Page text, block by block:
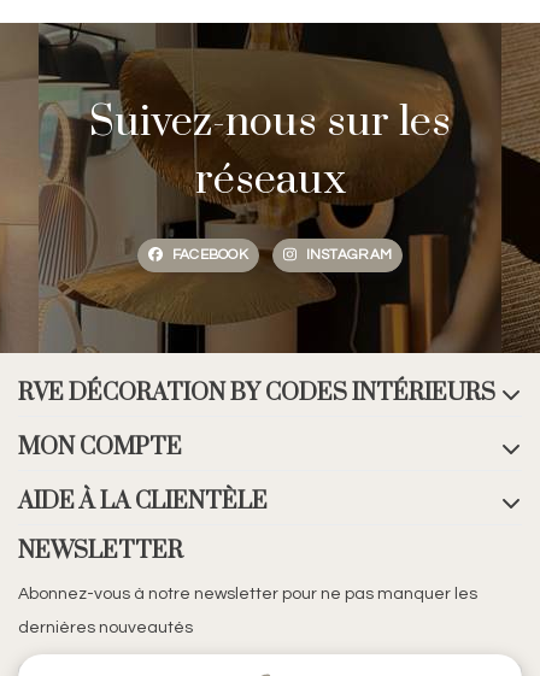
Suivez-nous sur les
réseaux
FACEBOOK INSTAGRAM
RVE DÉCORATION BY CODES INTÉRIEURS
MON COMPTE
AIDE À LA CLIENTÈLE
NEWSLETTER
Abonnez-vous à notre newsletter pour ne pas manquer les
dernières nouveautés